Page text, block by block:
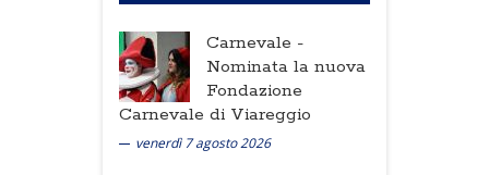
Carnevale -
Nominata la nuova
Fondazione
Carnevale di Viareggio
venerdì 7 agosto 2026